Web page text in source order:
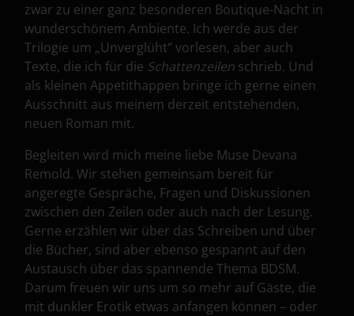
zwar zu einer ganz besonderen Boutique-Nacht in
wunderschönem Ambiente. Ich werde aus der
Trilogie um „Unverglüht“ vorlesen, aber auch
Texte, die ich für die Schattenzeilen schrieb. Und
als kleinen Appetithappen bringe ich gerne einen
Ausschnitt aus meinem derzeit entstehenden,
neuen Roman mit.
Begleiten wird mich meine liebe Muse Devana
Remold. Wir stehen gemeinsam bereit für
angeregte Gespräche, Fragen und Diskussionen
zwischen den Zeilen oder auch nach der Lesung.
Gerne erzählen wir über das Schreiben und über
die Bücher, sind aber ebenso gespannt auf den
Austausch über das spannende Thema BDSM.
Darum freuen wir uns um so mehr auf Gäste, die
mit dunkler Erotik etwas anfangen können – oder